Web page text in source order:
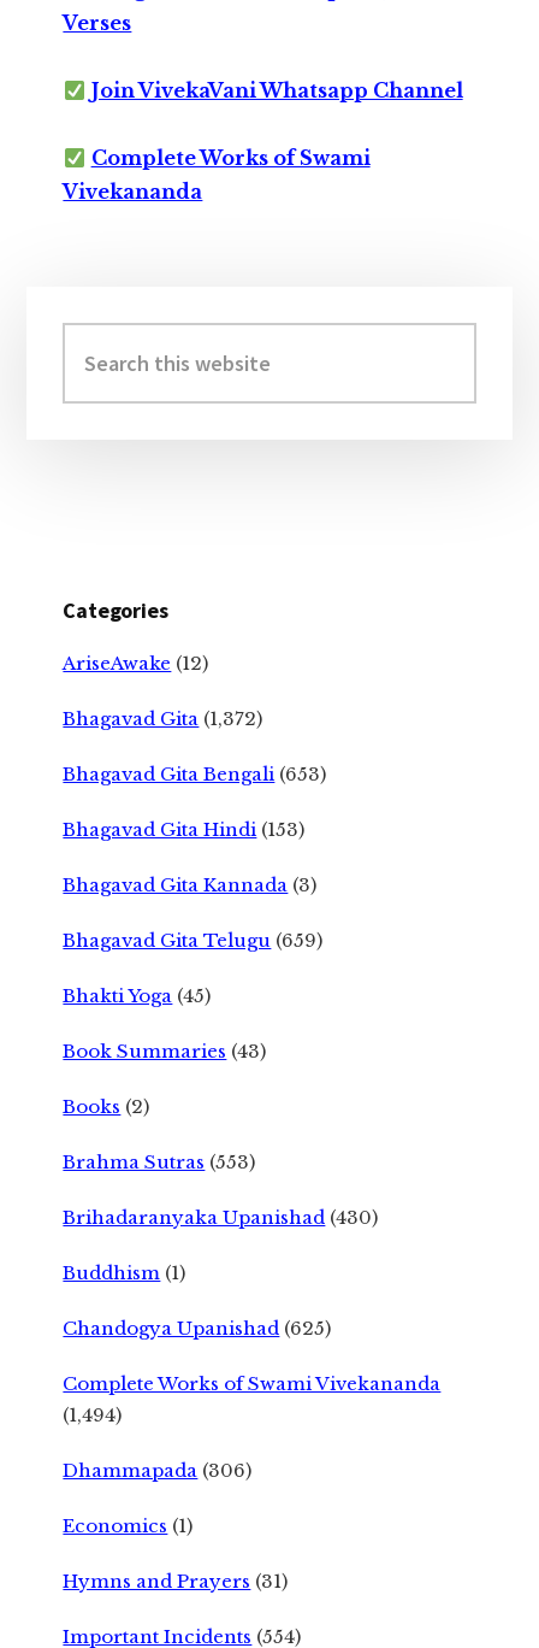
Verses
Join VivekaVani Whatsapp Channel
Complete Works of Swami
Vivekananda
Sidebar
this
website
Categories
AriseAwake (12)
Bhagavad Gita (1,372)
Bhagavad Gita Bengali (653)
Bhagavad Gita Hindi (153)
Bhagavad Gita Kannada (3)
Bhagavad Gita Telugu (659)
Bhakti Yoga (45)
Book Summaries (43)
Books (2)
Brahma Sutras (553)
Brihadaranyaka Upanishad (430)
Buddhism (1)
Chandogya Upanishad (625)
Complete Works of Swami Vivekananda
(1,494)
Dhammapada (306)
Economics (1)
Hymns and Prayers (31)
Important Incidents (554)